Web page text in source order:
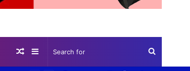
Sidebar
Random